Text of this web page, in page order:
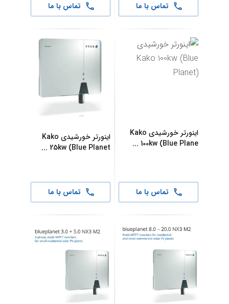
تماس با ما تماس با ما
اینورتر خورشیدی Kako
100kw (Blue Plane
...
تماس با ما
اینورتر خورشیدی Kako
25kw (Blue Planet
...
تماس با ما